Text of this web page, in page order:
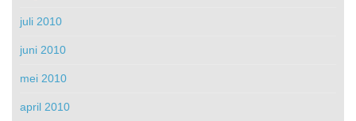
juli 2010
juni 2010
mei 2010
april 2010